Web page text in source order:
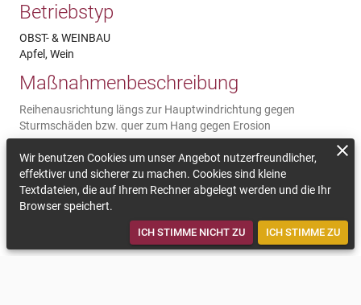
Betriebstyp
OBST- & WEINBAU
Apfel, Wein
Maßnahmenbeschreibung
Reihenausrichtung längs zur Hauptwindrichtung gegen
Sturmschäden bzw. quer zum Hang gegen Erosion
Kommentar zur Nachhaltigkeit
Die Errichtung der Anlage quer zum Hang reduziert das
Erosionsrisiko. Ein reduziertes Risiko für Sturmschäden kann
durch eine Ausrichtung der Anlage in Hauptwindrichtung erreicht
Wir benutzen Cookies um unser Angebot nutzerfreundlicher,
effektiver und sicherer zu machen. Cookies sind kleine
Textdateien, die auf Ihrem Rechner abgelegt werden und die Ihr
Browser speichert.
ICH STIMME NICHT ZU ICH STIMME ZU